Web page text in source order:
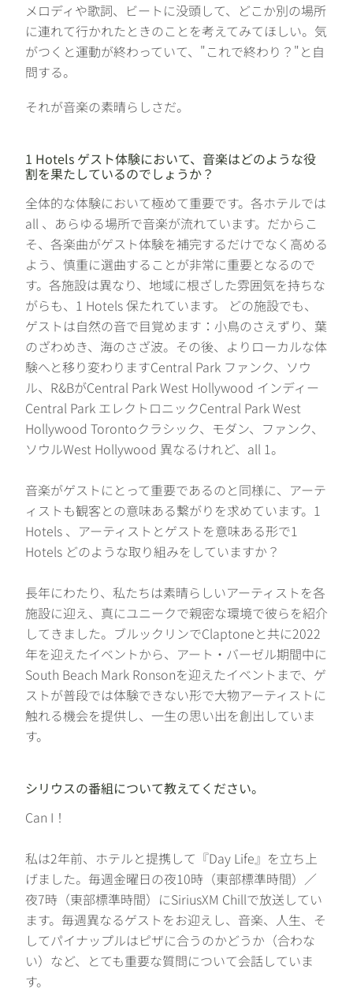
メロディや歌詞、ビートに没頭して、どこか別の場所
に連れて行かれたときのことを考えてみてほしい。気
がつくと運動が終わっていて、"これで終わり？"と自
問する。
それが音楽の素晴らしさだ。
1 Hotels ゲスト体験において、音楽はどのような役
割を果たしているのでしょうか？
全体的な体験において極めて重要です。各ホテルでは
all 、あらゆる場所で音楽が流れています。だからこ
そ、各楽曲がゲスト体験を補完するだけでなく高める
よう、慎重に選曲することが非常に重要となるので
す。各施設は異なり、地域に根ざした雰囲気を持ちな
がらも、1 Hotels 保たれています。 どの施設でも、
ゲストは自然の音で目覚めます：小鳥のさえずり、葉
のざわめき、海のさざ波。その後、よりローカルな体
験へと移り変わりますCentral Park ファンク、ソウ
ル、R&BがCentral Park West Hollywood インディー
Central Park エレクトロニックCentral Park West
Hollywood Torontoクラシック、モダン、ファンク、
ソウルWest Hollywood 異なるけれど、all 1。
音楽がゲストにとって重要であるのと同様に、アーテ
ィストも観客との意味ある繋がりを求めています。1
Hotels 、アーティストとゲストを意味ある形で1
Hotels どのような取り組みをしていますか？
長年にわたり、私たちは素晴らしいアーティストを各
施設に迎え、真にユニークで親密な環境で彼らを紹介
してきました。ブルックリンでClaptoneと共に2022
年を迎えたイベントから、アート・バーゼル期間中に
South Beach Mark Ronsonを迎えたイベントまで、ゲ
ストが普段では体験できない形で大物アーティストに
触れる機会を提供し、一生の思い出を創出していま
す。
シリウスの番組について教えてください。
Can I！
私は2年前、ホテルと提携して『Day Life』を立ち上
げました。毎週金曜日の夜10時（東部標準時間）／
夜7時（東部標準時間）にSiriusXM Chillで放送してい
ます。毎週異なるゲストをお迎えし、音楽、人生、そ
してパイナップルはピザに合うのかどうか（合わな
い）など、とても重要な質問について会話していま
す。